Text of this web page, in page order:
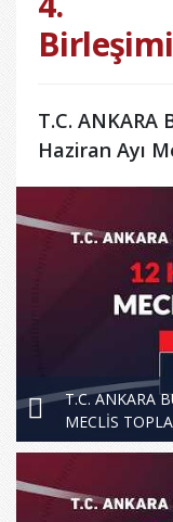
Birleşimi
T.C. ANKARA
Haziran Ayı
T.C. ANKARA
MECLİS